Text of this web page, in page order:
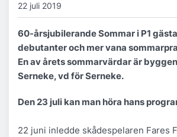
22 juli 2019
60-årsjubilerande Sommar i P1
debutanter och mer vana
En av årets sommarvärdar är
Serneke, vd för Serneke.
Den 23 juli kan man höra hans
22 juni inledde skådespelaren Fares